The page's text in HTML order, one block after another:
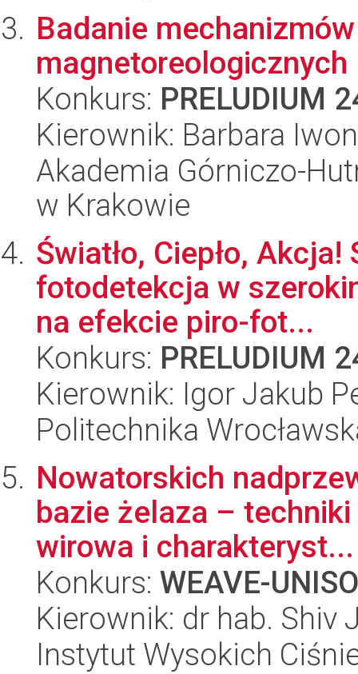
Badanie
magnetoreologicznych
Konkurs: PRELUDIUM
Kierownik: Barbara
Akademia Górniczo-
w Krakowie
Światło, Ciepło,
fotodetekcja w
na efekcie piro-fot...
Konkurs: PRELUDIUM
Kierownik: Igor Jakub
Politechnika
Nowatorskich
bazie żelaza –
wirowa i charakteryst...
Konkurs: WEAVE-
Kierownik: dr hab. Shiv
Instytut Wysokich